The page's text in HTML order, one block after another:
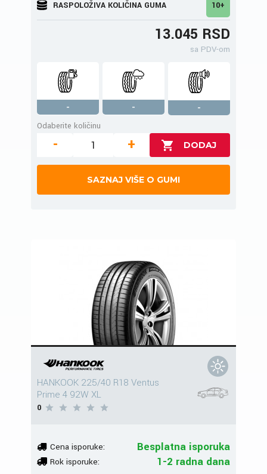
RASPOLOŽIVA KOLIČINA GUMA 10+
13.045 RSD
sa PDV-om
- -
-
Odaberite količinu
- +
SAZNAJ VIŠE O GUMI
HANKOOK 225/40 R18 Ventus
Prime 4 92W XL
0
Cena isporuke: Besplatna isporuka
Rok isporuke: 1-2 radna dana